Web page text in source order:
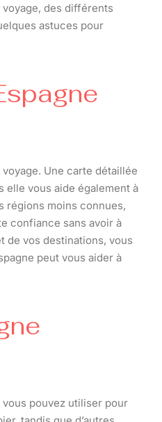
des différents
astuces pour
Une carte détaillée
vous aide également à
régions moins connues,
confiance sans avoir à
de vos destinations, vous
peut vous aider à
vous pouvez utiliser pour